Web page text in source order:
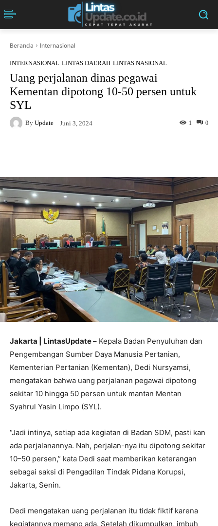
Beranda Internasional
INTERNASIONAL LINTAS DAERAH LINTAS NASIONAL
Uang perjalanan dinas pegawai
Kementan dipotong 10-50 persen untuk
SYL
By Update Juni 3, 2024 0
1
Jakarta | LintasUpdate – Kepala Badan Penyuluhan dan
Pengembangan Sumber Daya Manusia Pertanian,
Kementerian Pertanian (Kementan), Dedi Nursyamsi,
mengatakan bahwa uang perjalanan pegawai dipotong
sekitar 10 hingga 50 persen untuk mantan Mentan
Syahrul Yasin Limpo (SYL).
“Jadi intinya, setiap ada kegiatan di Badan SDM, pasti kan
ada perjalanannya. Nah, perjalan-nya itu dipotong sekitar
10–50 persen,” kata Dedi saat memberikan keterangan
sebagai saksi di Pengadilan Tindak Pidana Korupsi,
Jakarta, Senin.
Dedi mengatakan uang perjalanan itu tidak fiktif karena
kegiatannya memang ada. Setelah dikumpulkan, imbuh